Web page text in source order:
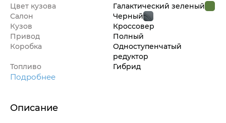
Цвет кузова
Галактический зеленый
Салон
Черный
Кузов
Кроссовер
Привод
Полный
Коробка
Одноступенчатый
редуктор
Топливо
Гибрид
Подробнее
Описание